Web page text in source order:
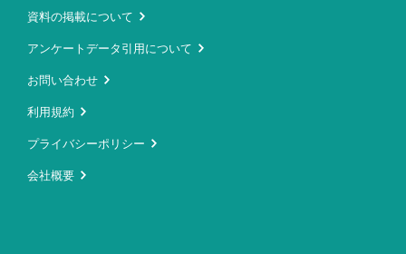
資料の掲載について
アンケートデータ引用について
お問い合わせ
利用規約
プライバシーポリシー
会社概要